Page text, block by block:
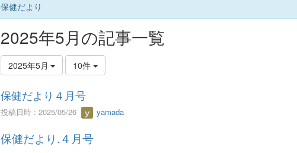
保健だより
2025年5月の記事一覧
2025年5月 10件
保健だより４月号
投稿日時 : 2025/05/26 yamada
保健だより.４月号